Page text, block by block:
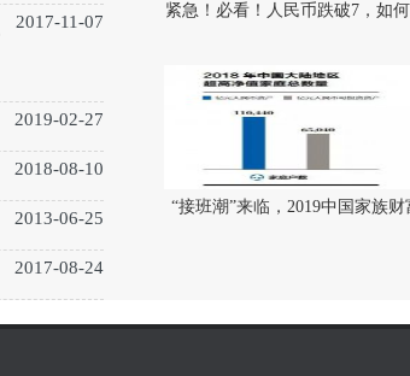
2017-11-07
2019-02-27
2018-08-10
2013-06-25
2017-08-24
紧急！必看！人民币跌破7，如
“接班潮”来临，2019中国家族财